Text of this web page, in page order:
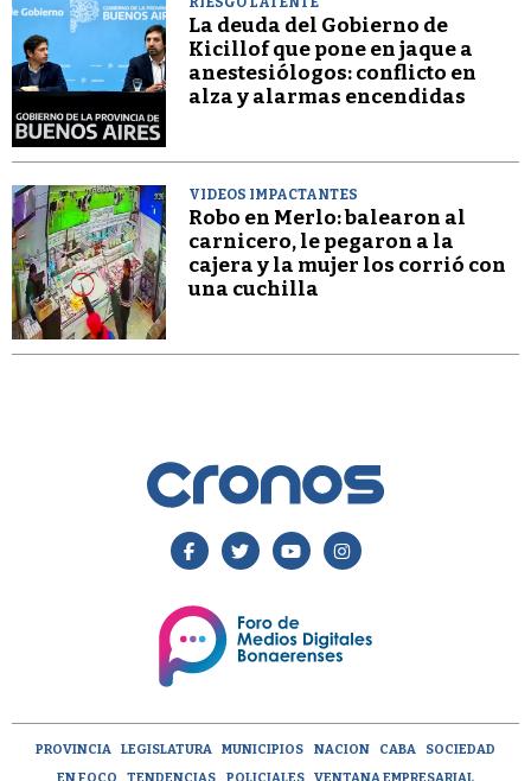
La deuda del Gobierno de
Kicillof que pone en jaque a
anestesiólogos: conflicto en
alza y alarmas encendidas
VIDEOS IMPACTANTES
Robo en Merlo: balearon al
carnicero, le pegaron a la
cajera y la mujer los corrió con
una cuchilla
PROVINCIA LEGISLATURA MUNICIPIOS NACION CABA
SOCIEDAD